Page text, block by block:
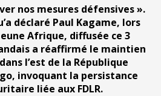
nos mesures défensives ».
déclaré Paul Kagame, lors
Afrique, diffusée ce 3
a réaffirmé le maintien
l’est de la République
invoquant la persistance
liée aux FDLR.